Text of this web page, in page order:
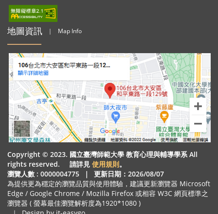
地圖資訊 ｜ Map Info
Copyright © 2023. 國立臺灣師範大學 教育心理與輔導學系 All
rights reserved. 請詳見 使用規則。
瀏覽人數 : 0000004775
｜
更新日期：2026/08/07
為提供更為穩定的瀏覽品質與使用體驗，建議更新瀏覽器 Microsoft
Edge / Google Chrome / Mozilla Firefox 或相容 W3C 網頁標準之
瀏覽器 ( 螢幕最佳瀏覽解析度為1920*1080 )